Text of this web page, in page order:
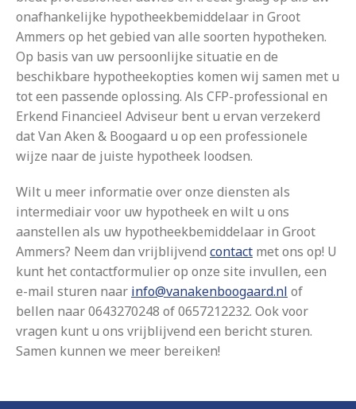
onafhankelijke hypotheekbemiddelaar in Groot
Ammers op het gebied van alle soorten hypotheken.
Op basis van uw persoonlijke situatie en de
beschikbare hypotheekopties komen wij samen met u
tot een passende oplossing. Als CFP-professional en
Erkend Financieel Adviseur bent u ervan verzekerd
dat Van Aken & Boogaard u op een professionele
wijze naar de juiste hypotheek loodsen.
Wilt u meer informatie over onze diensten als
intermediair voor uw hypotheek en wilt u ons
aanstellen als uw hypotheekbemiddelaar in Groot
Ammers? Neem dan vrijblijvend contact met ons op! U
kunt het contactformulier op onze site invullen, een
e-mail sturen naar info@vanakenboogaard.nl of
bellen naar 0643270248 of 0657212232. Ook voor
vragen kunt u ons vrijblijvend een bericht sturen.
Samen kunnen we meer bereiken!